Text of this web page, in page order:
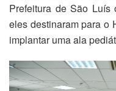
Prefeitura de São
eles destinaram para o
implantar uma ala